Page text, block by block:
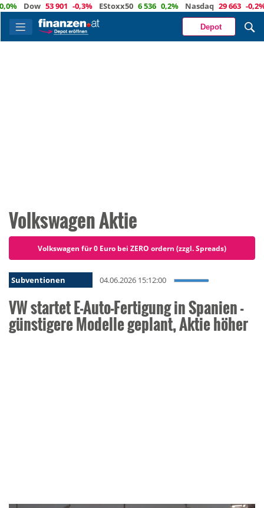
53 901 -0,3% EStoxx50 6 536 0,2% Nasdaq 29 663 -0,2% Öl
Depot
Volkswagen Aktie
Volkswagen für 0 Euro bei ZERO ordern (zzgl. Spreads)
Subventionen 04.06.2026 15:12:00
VW startet E-Auto-Fertigung in Spanien -
günstigere Modelle geplant, Aktie höher